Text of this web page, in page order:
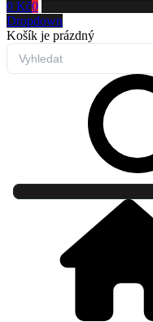
0 Kč0
Dropdown
Košík je prázdný